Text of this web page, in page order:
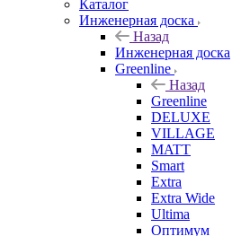
Каталог
Инженерная доска
Назад
Инженерная доска
Greenline
Назад
Greenline
DELUXE
VILLAGE
MATT
Smart
Extra
Extra Wide
Ultima
Оптимум